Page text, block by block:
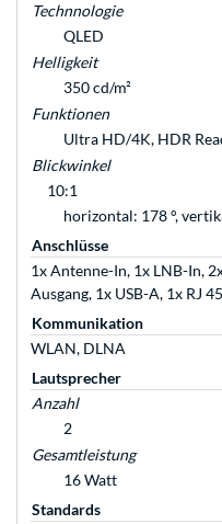
Technnologie
QLED
Helligkeit
350 cd/m²
Funktionen
Ultra HD/4K, HDR
Blickwinkel
10:1
horizontal: 178 °,
Anschlüsse
1x Antenne-In, 1x LNB-In,
Ausgang, 1x USB-A, 1x RJ
Kommunikation
WLAN, DLNA
Lautsprecher
Anzahl
2
Gesamtleistung
16 Watt
Standards